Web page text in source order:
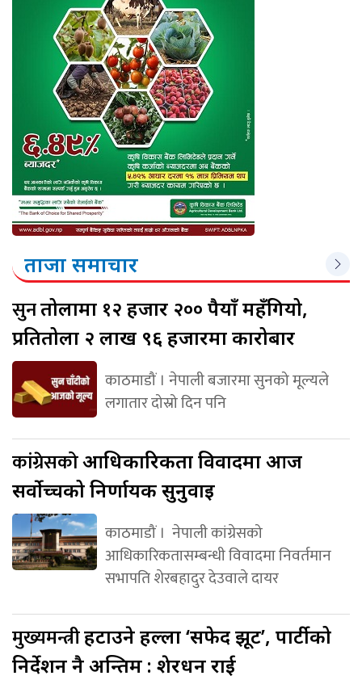
ताजा समाचार
सुनतोलामा १२ हजार २०० रुपैयाँ महँगियो,
प्रतितोला २ लाख ९६ हजारमा कारोबार
काठमाडौं । नेपाली बजारमा सुनको मूल्यले
लगातार दोस्रो दिन पनि
कांग्रेसकोआधिकारिकता विवादमा आज
सर्वोच्चको निर्णायक सुनुवाइ
काठमाडौं । नेपाली कांग्रेसको
आधिकारिकतासम्बन्धी विवादमा निवर्तमान
सभापति शेरबहादुर देउवाले दायर
मुख्यमन्त्रीहटाउने हल्ला ‘सफेद झूट’, पार्टीको
निर्देशन नै अन्तिम : शेरधन राई